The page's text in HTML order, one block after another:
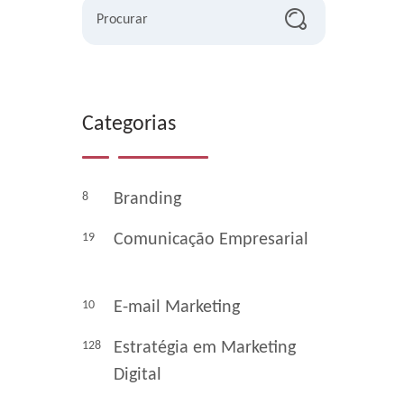
Categorias
8 Branding
19 Comunicação Empresarial
10 E-mail Marketing
128
Estratégia em Marketing
Digital